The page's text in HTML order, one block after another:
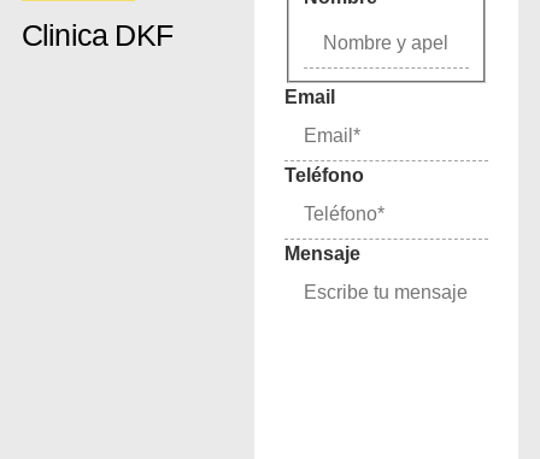
Clinica DKF
Email
Teléfono
Mensaje